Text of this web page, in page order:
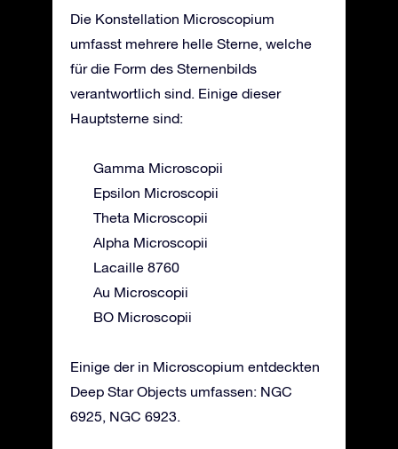
Die Konstellation Microscopium
umfasst mehrere helle Sterne, welche
für die Form des Sternenbilds
verantwortlich sind. Einige dieser
Hauptsterne sind:
Gamma Microscopii
Epsilon Microscopii
Theta Microscopii
Alpha Microscopii
Lacaille 8760
Au Microscopii
BO Microscopii
Einige der in Microscopium entdeckten
Deep Star Objects umfassen: NGC
6925, NGC 6923.